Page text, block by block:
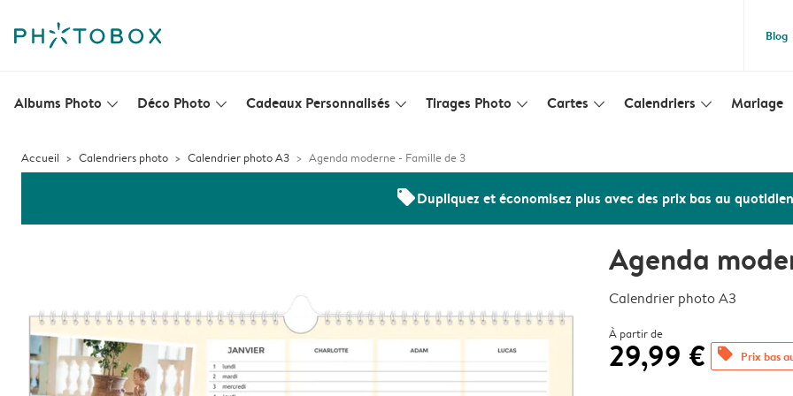
Blog
Albums Photo slim_arrow_down Déco Photo slim_arrow_down Cadeaux Personnalisés slim_arrow_down Tirages Photo slim_arrow_down Cartes slim_arrow_down Calendriers slim_arrow_down Mariage
Accueil Calendriers photo Calendrier photo A3 Agenda moderne - Famille de 3
offersDupliquez et économisez plus avec des prix bas au quotidien
Agenda
Calendrier photo A3
À partir de
29,99 € offers Prix bas